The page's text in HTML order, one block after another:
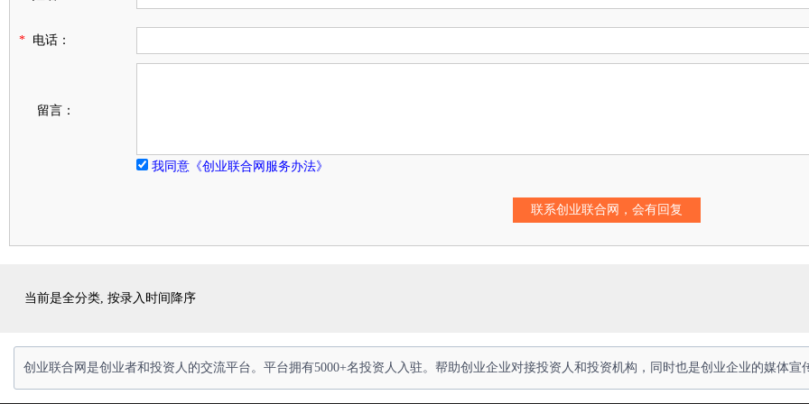
* 电话：
留言：
我同意《创业联合网服务办法》
当前是全分类, 按录入时间降序
创业联合网是创业者和投资人的交流平台。平台拥有5000+名投资人入驻。帮助创业企业对接投资人和投资机构，同时也是创业企业的媒体宣